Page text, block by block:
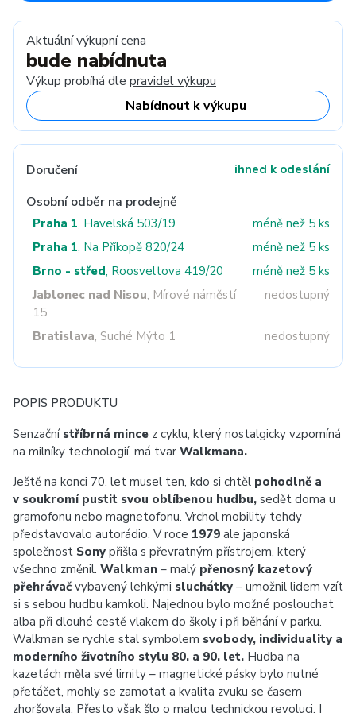
Aktuální výkupní cena
bude nabídnuta
Výkup probíhá dle pravidel výkupu
Nabídnout k výkupu
Doručení ihned k odeslání
Osobní odběr na prodejně
Praha 1, Havelská 503/19
méně než 5 ks
Praha 1, Na Příkopě 820/24
méně než 5 ks
Brno - střed, Roosveltova 419/20
méně než 5 ks
Jablonec nad Nisou, Mírové náměstí
15
nedostupný
Bratislava, Suché Mýto 1 nedostupný
POPIS PRODUKTU
Senzační stříbrná mince z cyklu, který nostalgicky vzpomíná
na milníky technologií, má tvar Walkmana.
Ještě na konci 70. let musel ten, kdo si chtěl pohodlně a
v soukromí pustit svou oblíbenou hudbu, sedět doma u
gramofonu nebo magnetofonu. Vrchol mobility tehdy
představovalo autorádio. V roce 1979 ale japonská
společnost Sony přišla s převratným přístrojem, který
všechno změnil. Walkman – malý přenosný kazetový
přehrávač vybavený lehkými sluchátky – umožnil lidem vzít
si s sebou hudbu kamkoli. Najednou bylo možné poslouchat
alba při dlouhé cestě vlakem do školy i při běhání v parku.
Walkman se rychle stal symbolem svobody, individuality a
moderního životního stylu 80. a 90. let. Hudba na
kazetách měla své limity – magnetické pásky bylo nutné
přetáčet, mohly se zamotat a kvalita zvuku se časem
zhoršovala. Přesto však šlo o malou technickou revoluci. I